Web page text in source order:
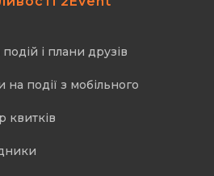
і плани друзів
на події з мобільного
квитків